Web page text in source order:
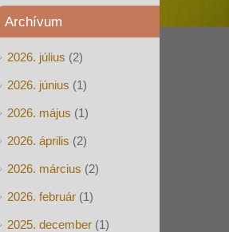
Archívum
2026. július (2)
2026. június (1)
2026. május (1)
2026. április (2)
2026. március (2)
2026. február (1)
2025. december (1)